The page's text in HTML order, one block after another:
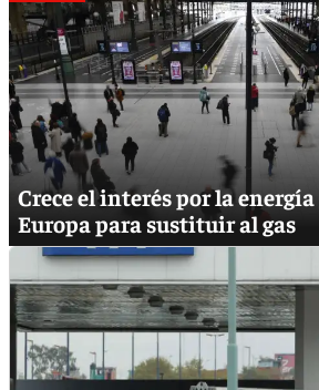
Crece el interés por la
Europa para sustituir al gas